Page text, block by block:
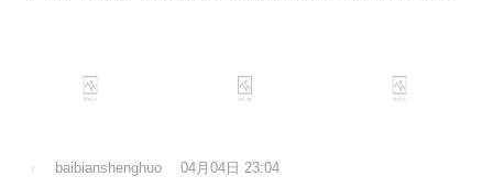
baibianshenghuo 04月04日 23:04